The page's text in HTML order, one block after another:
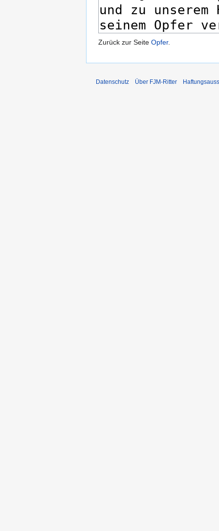
Zurück zur Seite Opfer.
Datenschutz Über FJM-Ritter